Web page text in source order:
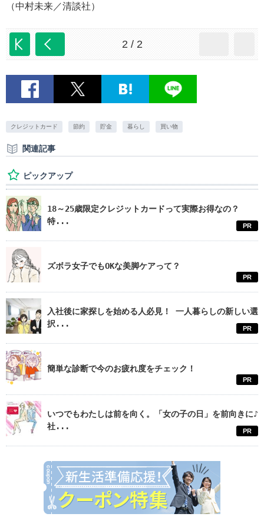
（中村未来／清談社）
2 / 2
クレジットカード 節約 貯金 暮らし 買い物
関連記事
ピックアップ
18～25歳限定クレジットカードって実際お得なの？
特...
PR
ズボラ女子でもOKな美脚ケアって？
PR
入社後に家探しを始める人必見！ 一人暮らしの新しい選
択...
PR
簡単な診断で今のお疲れ度をチェック！
PR
いつでもわたしは前を向く。「女の子の日」を前向きに♪
社...
PR